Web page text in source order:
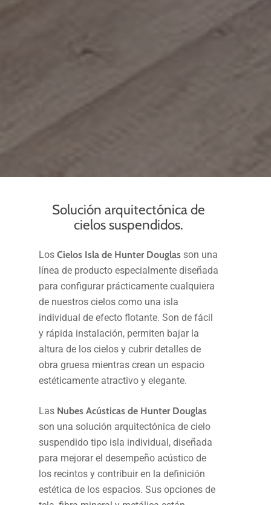
Solución arquitectónica de
cielos suspendidos.
LosCielos Isla de Hunter Douglas son una
línea de producto especialmente diseñada
para configurar prácticamente cualquiera
de nuestros cielos como una isla
individual de efecto flotante. Son de fácil
y rápida instalación, permiten bajar la
altura de los cielos y cubrir detalles de
obra gruesa mientras crean un espacio
estéticamente atractivo y elegante.
Las Nubes Acústicas de Hunter Douglas
son una solución arquitectónica de cielo
suspendido tipo isla individual, diseñada
para mejorar el desempeño acústico de
los recintos y contribuir en la definición
estética de los espacios. Sus opciones de